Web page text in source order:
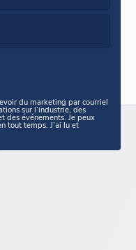
du marketing par courriel
sur l’industrie, des
des événements. Je peux
tout temps. J’ai lu et